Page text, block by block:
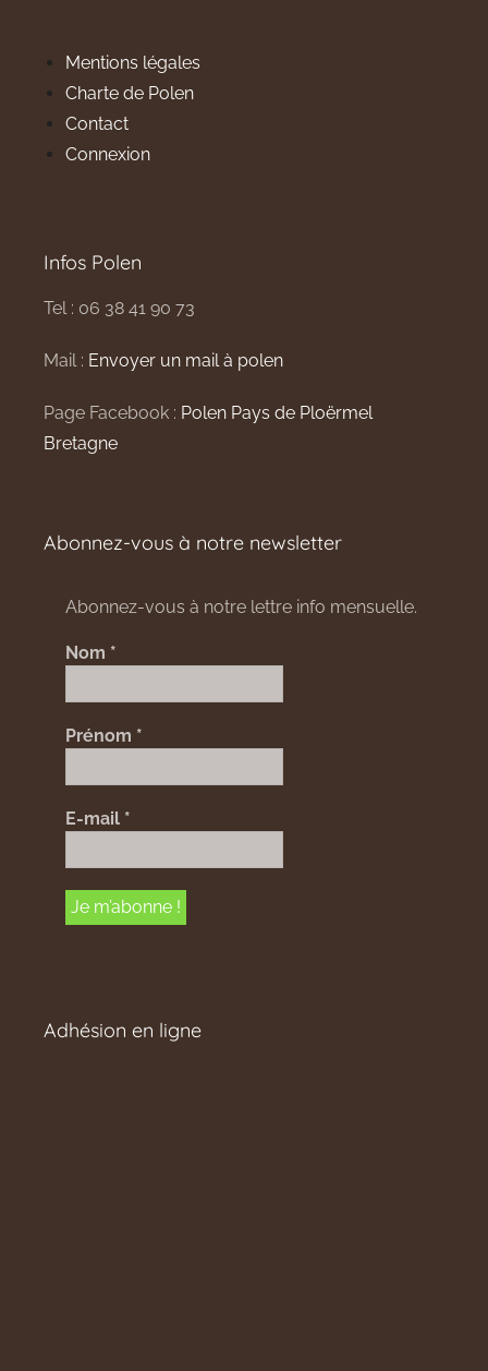
Mentions légales
Charte de Polen
Contact
Connexion
Infos Polen
Tel : 06 38 41 90 73
Mail : Envoyer un mail à polen
Page Facebook : Polen Pays de Ploërmel
Bretagne
Abonnez-vous à notre newsletter
Abonnez-vous à notre lettre info mensuelle.
Nom *
Prénom *
E-mail *
Adhésion en ligne